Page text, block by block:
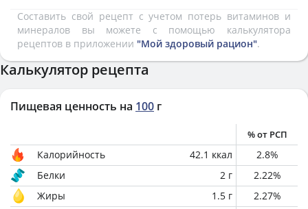
Составить свой рецепт с учетом потерь витаминов и
минералов вы можете с помощью калькулятора
рецептов в приложении "Мой здоровый рацион".
Калькулятор рецепта
Пищевая ценность на 100 г
% от РСП
Калорийность 42.1 ккал 2.8%
Белки
2 г 2.22%
Жиры
1.5 г 2.27%